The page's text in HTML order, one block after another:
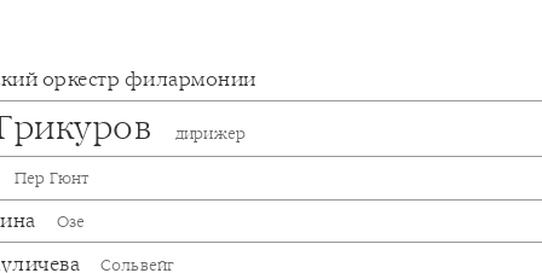
оркестр филармонии
дирижер
Пер Гюнт
Озе
Сольвейг